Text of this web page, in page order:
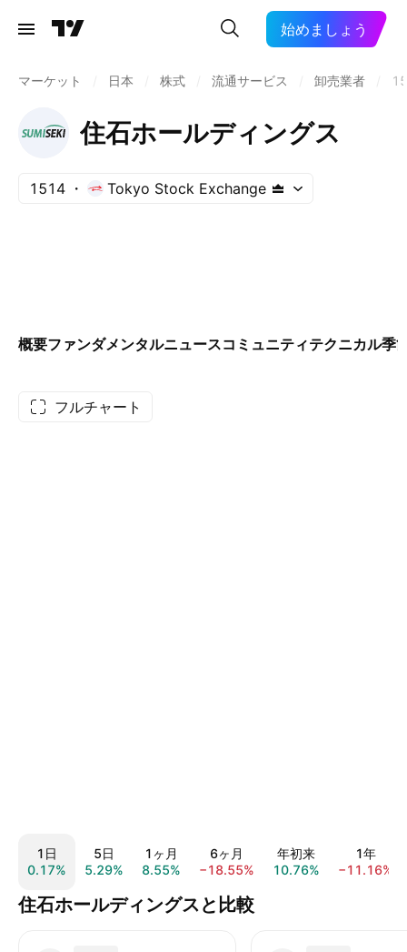
始めましょう
マーケット 日本 株式 流通サービス 卸売業者
住石ホールディングス
1514 Tokyo Stock Exchange
概要ファンダメンタルニュースコミュニティテクニカル季
フルチャート
1日
0.17%
5日
5.29%
1ヶ月
8.55%
6ヶ月
−18.55%
年初来
10.76%
1年
−11.16%
住石ホールディングスと比較